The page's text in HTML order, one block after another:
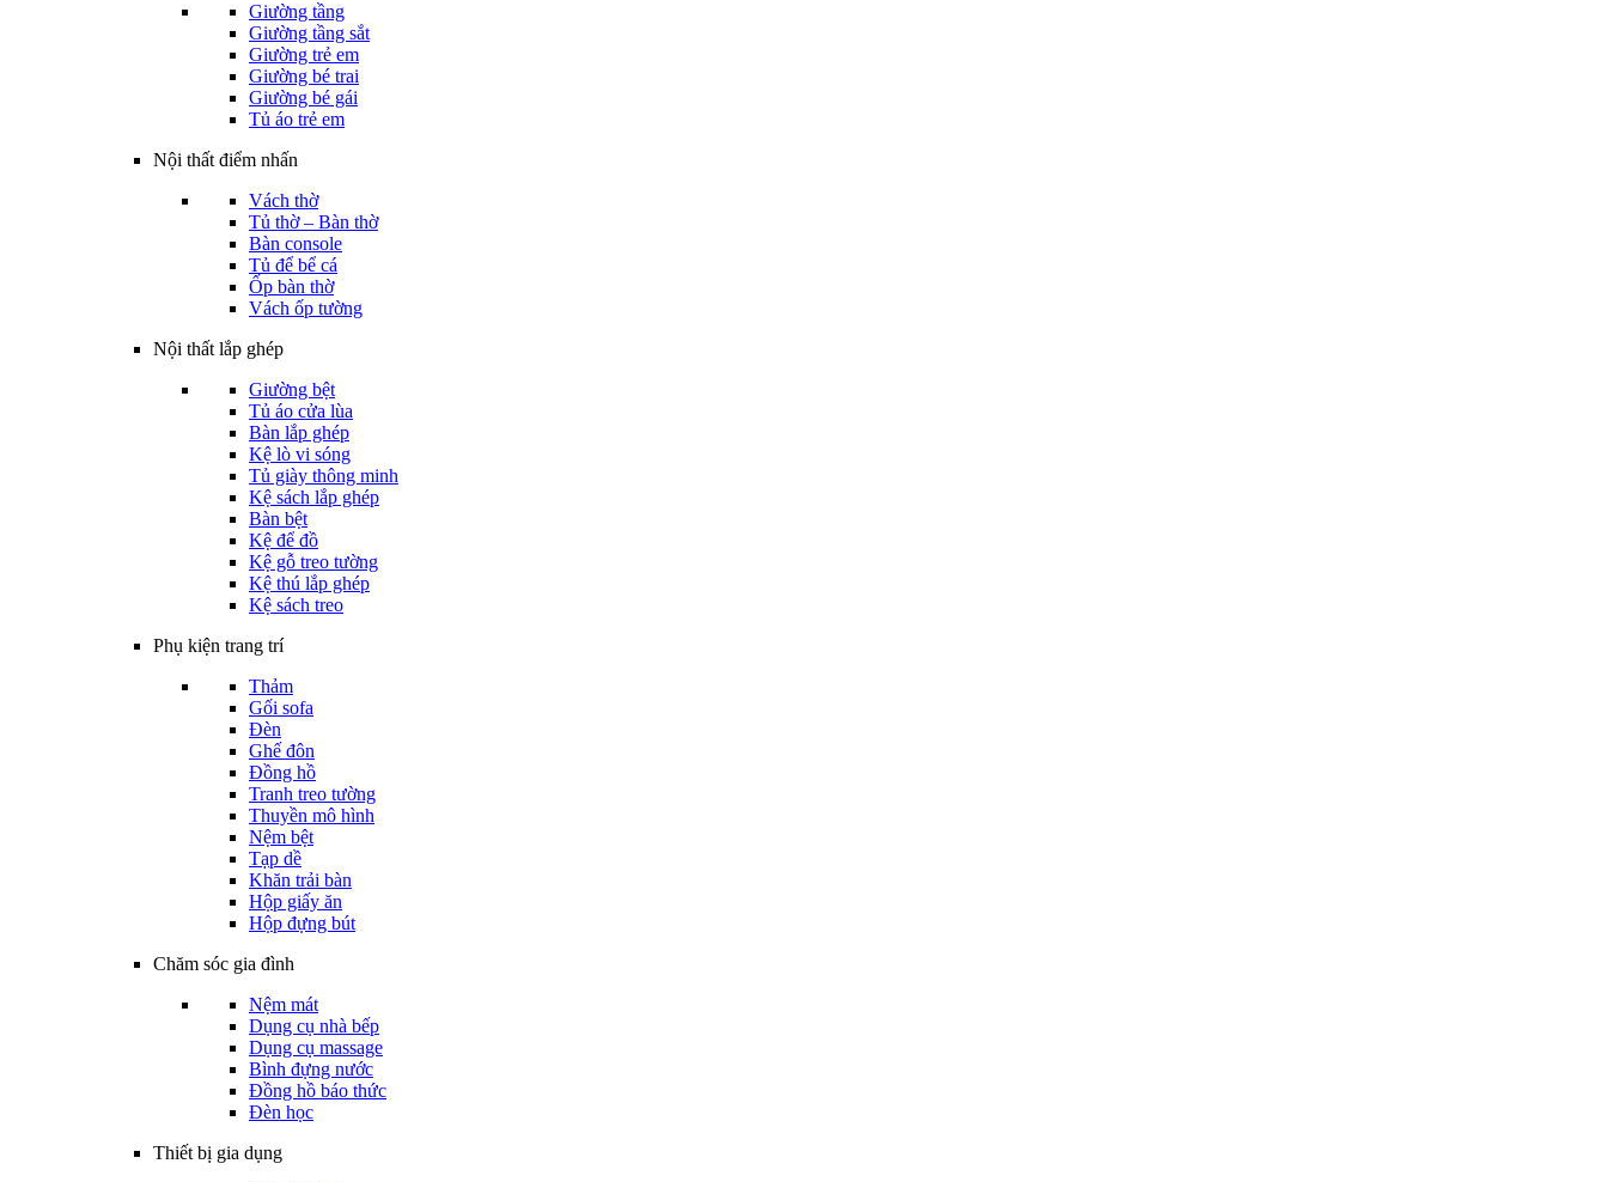
Giường tầng
Giường tầng sắt
Giường trẻ em
Giường bé trai
Giường bé gái
Tủ áo trẻ em
Nội thất điểm nhấn
Vách thờ
Tủ thờ – Bàn thờ
Bàn console
Tủ để bể cá
Ốp bàn thờ
Vách ốp tường
Nội thất lắp ghép
Giường bệt
Tủ áo cửa lùa
Bàn lắp ghép
Kệ lò vi sóng
Tủ giày thông minh
Kệ sách lắp ghép
Bàn bệt
Kệ để đồ
Kệ gỗ treo tường
Kệ thú lắp ghép
Kệ sách treo
Phụ kiện trang trí
Thảm
Gối sofa
Đèn
Ghế đôn
Đồng hồ
Tranh treo tường
Thuyền mô hình
Nệm bệt
Tạp dề
Khăn trải bàn
Hộp giấy ăn
Hộp đựng bút
Chăm sóc gia đình
Nệm mát
Dụng cụ nhà bếp
Dụng cụ massage
Bình đựng nước
Đồng hồ báo thức
Đèn học
Thiết bị gia dụng